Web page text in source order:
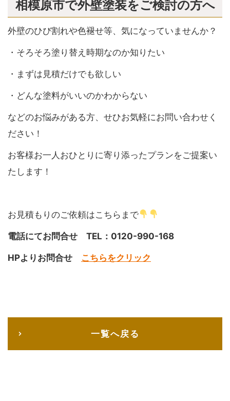
相模原市で外壁塗装をご検討の方へ
外壁のひび割れや色褪せ等、気になっていませんか？
・そろそろ塗り替え時期なのか知りたい
・まずは見積だけでも欲しい
・どんな塗料がいいのかわからない
などのお悩みがある方、せひお気軽にお問い合わせく
ださい！
お客様お一人おひとりに寄り添ったプランをご提案い
たします！
お見積もりのご依頼はこちらまで
電話にてお問合せ TEL：0120-990-168
HPよりお問合せ こちらをクリック
一覧へ戻る